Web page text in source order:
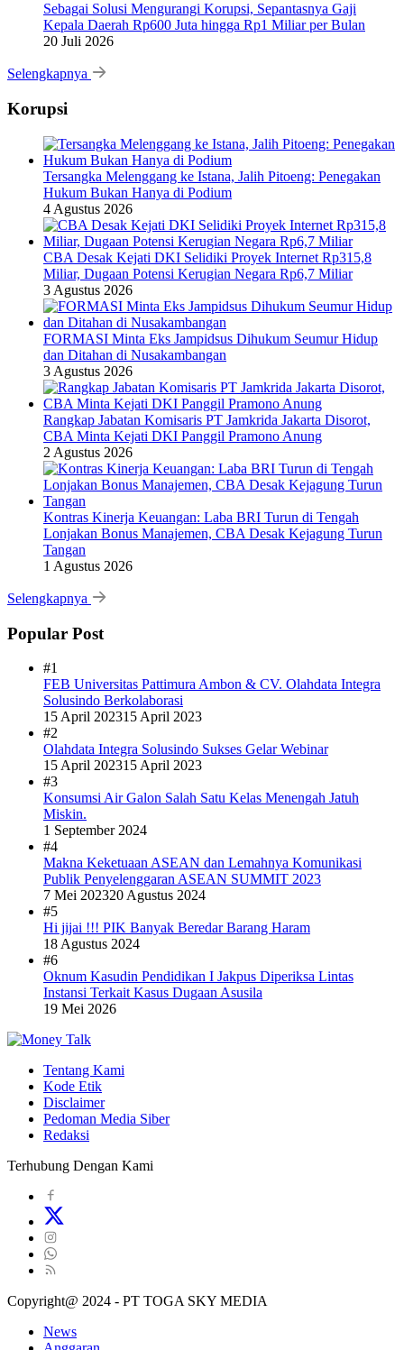
Sebagai Solusi Mengurangi Korupsi, Sepantasnya Gaji
Kepala Daerah Rp600 Juta hingga Rp1 Miliar per Bulan
20 Juli 2026
Selengkapnya
Korupsi
Tersangka Melenggang ke Istana, Jalih Pitoeng: Penegakan
Hukum Bukan Hanya di Podium
4 Agustus 2026
CBA Desak Kejati DKI Selidiki Proyek Internet Rp315,8
Miliar, Dugaan Potensi Kerugian Negara Rp6,7 Miliar
3 Agustus 2026
FORMASI Minta Eks Jampidsus Dihukum Seumur Hidup
dan Ditahan di Nusakambangan
3 Agustus 2026
Rangkap Jabatan Komisaris PT Jamkrida Jakarta Disorot,
CBA Minta Kejati DKI Panggil Pramono Anung
2 Agustus 2026
Kontras Kinerja Keuangan: Laba BRI Turun di Tengah
Lonjakan Bonus Manajemen, CBA Desak Kejagung Turun
Tangan
1 Agustus 2026
Selengkapnya
Popular Post
#1
FEB Universitas Pattimura Ambon & CV. Olahdata Integra
Solusindo Berkolaborasi
15 April 202315 April 2023
#2
Olahdata Integra Solusindo Sukses Gelar Webinar
15 April 202315 April 2023
#3
Konsumsi Air Galon Salah Satu Kelas Menengah Jatuh
Miskin.
1 September 2024
#4
Makna Keketuaan ASEAN dan Lemahnya Komunikasi
Publik Penyelenggaran ASEAN SUMMIT 2023
7 Mei 202320 Agustus 2024
#5
Hi jijai !!! PIK Banyak Beredar Barang Haram
18 Agustus 2024
#6
Oknum Kasudin Pendidikan I Jakpus Diperiksa Lintas
Instansi Terkait Kasus Dugaan Asusila
19 Mei 2026
Tentang Kami
Kode Etik
Disclaimer
Pedoman Media Siber
Redaksi
Terhubung Dengan Kami
Copyright@ 2024 - PT TOGA SKY MEDIA
News